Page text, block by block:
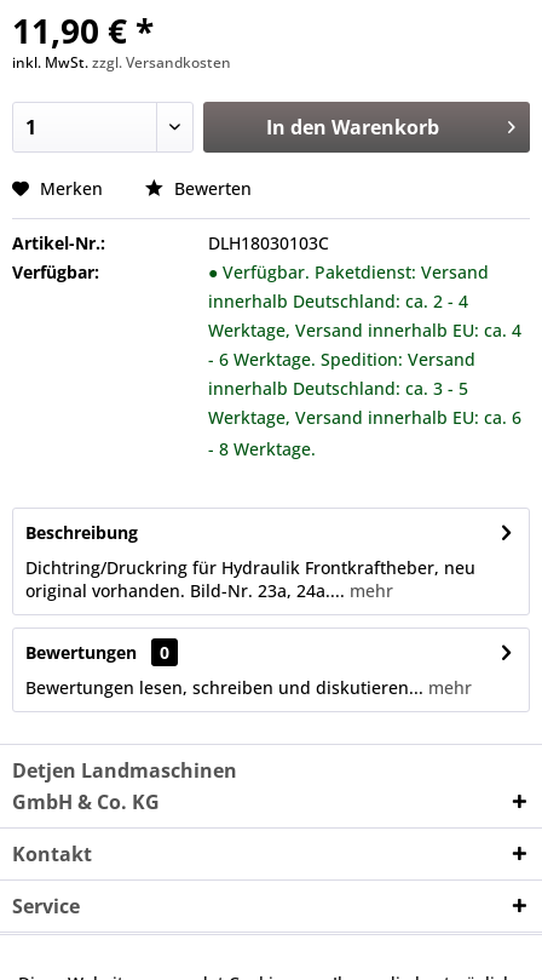
11,90 € *
inkl. MwSt.zzgl. Versandkosten
In den Warenkorb
Merken Bewerten
Artikel-Nr.:
DLH18030103C
Verfügbar:
● Verfügbar. Paketdienst: Versand
innerhalb Deutschland: ca. 2 - 4
Werktage, Versand innerhalb EU: ca. 4
- 6 Werktage. Spedition: Versand
innerhalb Deutschland: ca. 3 - 5
Werktage, Versand innerhalb EU: ca. 6
- 8 Werktage.
Beschreibung
Dichtring/Druckring für Hydraulik Frontkraftheber, neu
original vorhanden. Bild-Nr. 23a, 24a.... mehr
Bewertungen
0
Bewertungen lesen, schreiben und diskutieren... mehr
Detjen Landmaschinen
GmbH & Co. KG
Kontakt
Service